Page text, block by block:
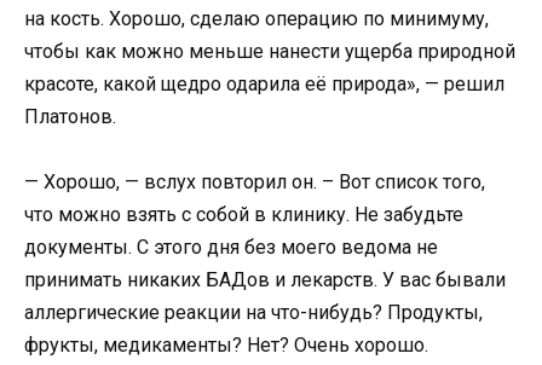
на кость. Хорошо, сделаю операцию по минимуму,
чтобы как можно меньше нанести ущерба природной
красоте, какой щедро одарила её природа», — решил
Платонов.
— Хорошо, — вслух повторил он. – Вот список того,
что можно взять с собой в клинику. Не забудьте
документы. С этого дня без моего ведома не
принимать никаких БАДов и лекарств. У вас бывали
аллергические реакции на что-нибудь? Продукты,
фрукты, медикаменты? Нет? Очень хорошо.